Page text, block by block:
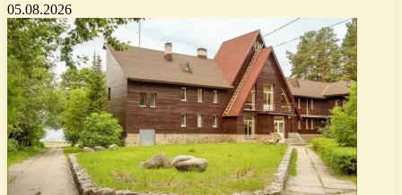
05.08.2026